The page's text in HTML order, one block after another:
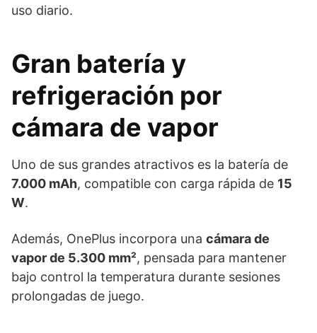
uso diario.
Gran batería y
refrigeración por
cámara de vapor
Uno de sus grandes atractivos es la batería de
7.000 mAh, compatible con carga rápida de 15
W.
Además, OnePlus incorpora una cámara de
vapor de 5.300 mm², pensada para mantener
bajo control la temperatura durante sesiones
prolongadas de juego.